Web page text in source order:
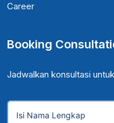
Career
Booking
Jadwalkan konsultasi